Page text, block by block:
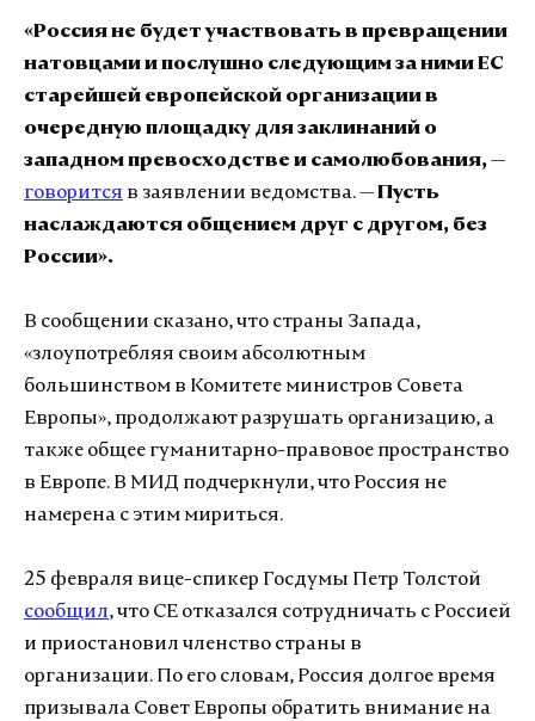
«Россия не будет участвовать в превращении
натовцами и послушно следующим за ними ЕС
старейшей европейской организации в
очередную площадку для заклинаний о
западном превосходстве и самолюбования, —
говорится в заявлении ведомства. —Пусть
наслаждаются общением друг с другом, без
России».
В сообщении сказано, что страны Запада,
«злоупотребляя своим абсолютным
большинством в Комитете министров Совета
Европы», продолжают разрушать организацию, а
также общее гуманитарно-правовое пространство
в Европе. В МИД подчеркнули, что Россия не
намерена с этим мириться.
25 февраля вице-спикер Госдумы Петр Толстой
сообщил, что СЕ отказался сотрудничать с Россией
и приостановил членство страны в
организации. По его словам, Россия долгое время
призывала Совет Европы обратить внимание на